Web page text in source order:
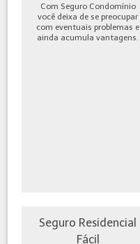
Com Seguro Condomínio
você deixa de se preocupar
com eventuais problemas e
ainda acumula vantagens.
Seguro Residencial
Fácil